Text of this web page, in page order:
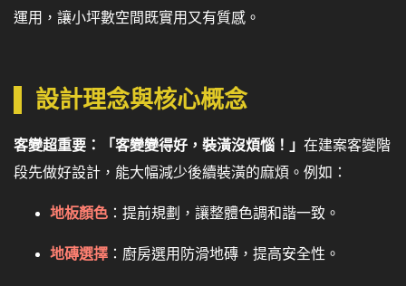
運用，讓小坪數空間既實用又有質感。
設計理念與核心概念
客變超重要：「客變變得好，裝潢沒煩惱！」 在建案客變階
段先做好設計，能大幅減少後續裝潢的麻煩。例如：
地板顏色 ：提前規劃，讓整體色調和諧一致。
地磚選擇 ：廚房選用防滑地磚，提高安全性。